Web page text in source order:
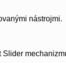
nástrojmi.